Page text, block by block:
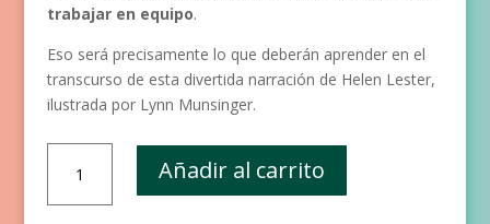
trabajar en equipo.
Eso será precisamente lo que deberán aprender en el
transcurso de esta divertida narración de Helen Lester,
ilustrada por Lynn Munsinger.
mago,
el
Añadir al carrito